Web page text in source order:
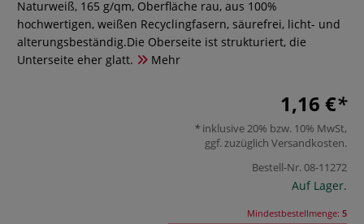
Naturweiß, 165 g/qm, Oberfläche rau, aus 100%
hochwertigen, weißen Recyclingfasern, säurefrei, licht- und
alterungsbeständig.Die Oberseite ist strukturiert, die
Unterseite eher glatt.
Mehr
1,16 €
inklusive 20% bzw. 10% MwSt,
ggf. zuzüglich Versandkosten.
Bestell-Nr.08-11272
Auf Lager.
Mindestbestellmenge: 5